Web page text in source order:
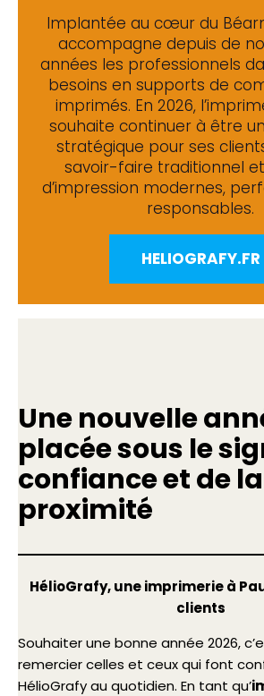
Implantée au cœur du
accompagne depuis de
années les professionnels
besoins en supports de
imprimés. En 2026,
souhaite continuer à être
stratégique pour ses
savoir-faire traditionnel
d’impression modernes,
responsables.
HELIOGRAFY.FR
Une nouvelle
placée sous le
confiance et de la
proximité
HélioGrafy, une imprimerie à
clients
Souhaiter une bonne année 2026,
remercier celles et ceux qui font
HélioGrafy au quotidien. En tant qu’